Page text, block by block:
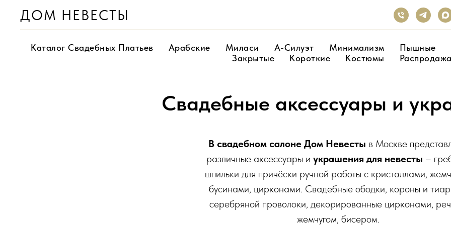
ДОМ НЕВЕСТЫ
Каталог Свадебных Платьев Арабские Миласи А-Силуэт Минимализм Пышные
Закрытые
Короткие Костюмы
Свадебные аксессуары и
В свадебном салоне Дом Невесты в Москве
различные аксессуары и украшения для невесты –
шпильки для причёски ручной работы с кристаллами,
бусинами, цирконами. Свадебные ободки, короны и
серебряной проволоки, декорированные цирконами,
жемчугом, бисером.